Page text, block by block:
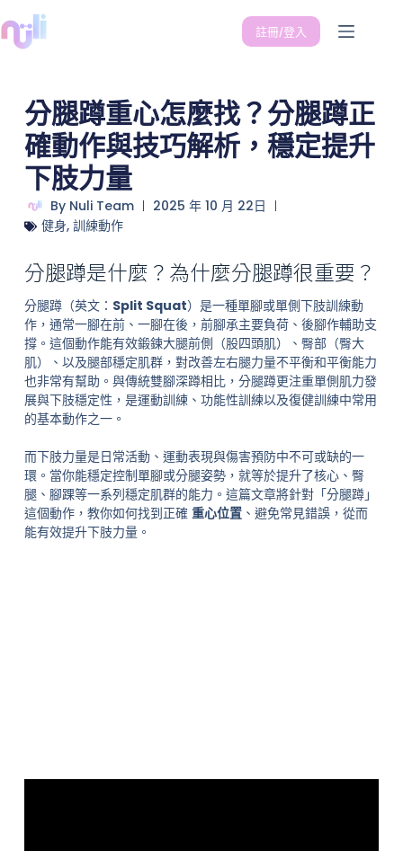
註冊/登入
分腿蹲重心怎麼找？分腿蹲正
確動作與技巧解析，穩定提升
下肢力量
ByNuli Team
2025 年 10 月 22日
健身, 訓練動作
分腿蹲是什麼？為什麼分腿蹲很重要？
分腿蹲（英文： Split Squat）是一種單腳或單側下肢訓練動
作，通常一腳在前、一腳在後，前腳承主要負荷、後腳作輔助支
撐。這個動作能有效鍛鍊大腿前側（股四頭肌）、臀部（臀大
肌）、以及腿部穩定肌群，對改善左右腿力量不平衡和平衡能力
也非常有幫助。與傳統雙腳深蹲相比，分腿蹲更注重單側肌力發
展與下肢穩定性，是運動訓練、功能性訓練以及復健訓練中常用
的基本動作之一。
而下肢力量是日常活動、運動表現與傷害預防中不可或缺的一
環。當你能穩定控制單腳或分腿姿勢，就等於提升了核心、臀
腿、腳踝等一系列穩定肌群的能力。這篇文章將針對「分腿蹲」
這個動作，教你如何找到正確 重心位置、避免常見錯誤，從而
能有效提升下肢力量。